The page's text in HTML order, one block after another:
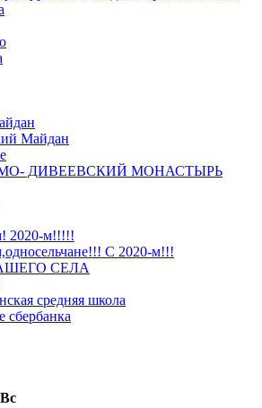
Майдан
ДИВЕЕВСКИЙ МОНАСТЫРЬ
2020-м!!!!!
С 2020-м!!!
СЕЛА
средняя школа
сбербанка
Вс